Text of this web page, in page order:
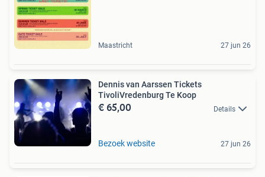
Maastricht 27 jun 26
Dennis van Aarssen Tickets
TivoliVredenburg Te Koop
€ 65,00 Details
Bezoek website 27 jun 26